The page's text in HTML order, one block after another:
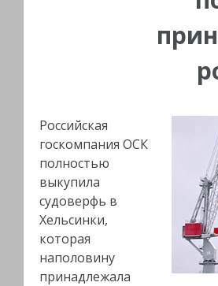
Российская
госкомпания ОСК
полностью
выкупила
судоверфь в
Хельсинки,
которая
наполовину
принадлежала